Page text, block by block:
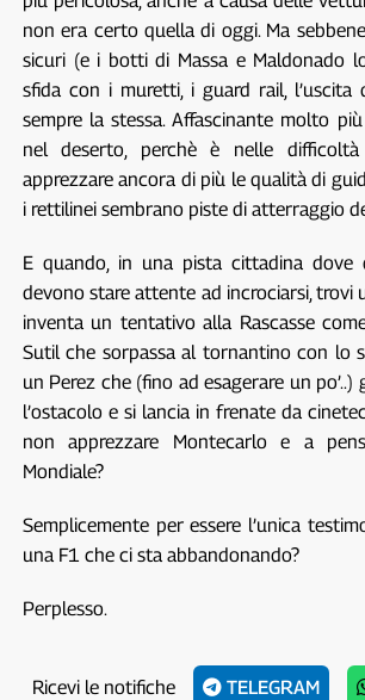
non era certo quella di oggi. Ma
sicuri (e i botti di Massa e Maldonado
sfida con i muretti, i guard rail, l’uscita
sempre la stessa. Affascinante molto
nel deserto, perchè è nelle
apprezzare ancora di più le qualità di
i rettilinei sembrano piste di atterraggio
E quando, in una pista cittadina dove
devono stare attente ad incrociarsi, trovi
inventa un tentativo alla Rascasse
Sutil che sorpassa al tornantino con lo
un Perez che (fino ad esagerare un
l’ostacolo e si lancia in frenate da
non apprezzare Montecarlo e a
Mondiale?
Semplicemente per essere l’unica
una F1 che ci sta abbandonando?
Perplesso.
Ricevi le notifiche TELEGRAM